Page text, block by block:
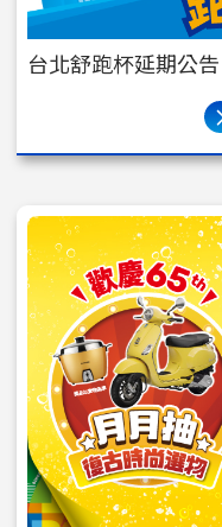
台北舒跑杯延期公告